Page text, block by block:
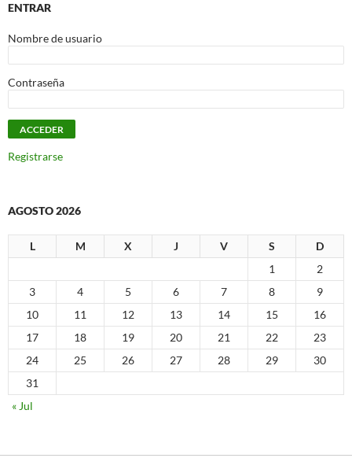
ENTRAR
Nombre de usuario
Contraseña
Registrarse
AGOSTO 2026
L M X J V S
D
1
2
3
4 5 6 7 8
9
10
11 12 13 14 15
16
17
18 19 20 21 22
23
24
25 26 27 28 29
30
31
« Jul